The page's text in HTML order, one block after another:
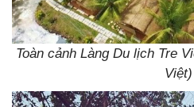
Toàn cảnh Làng Du lịch Tre
Việt)